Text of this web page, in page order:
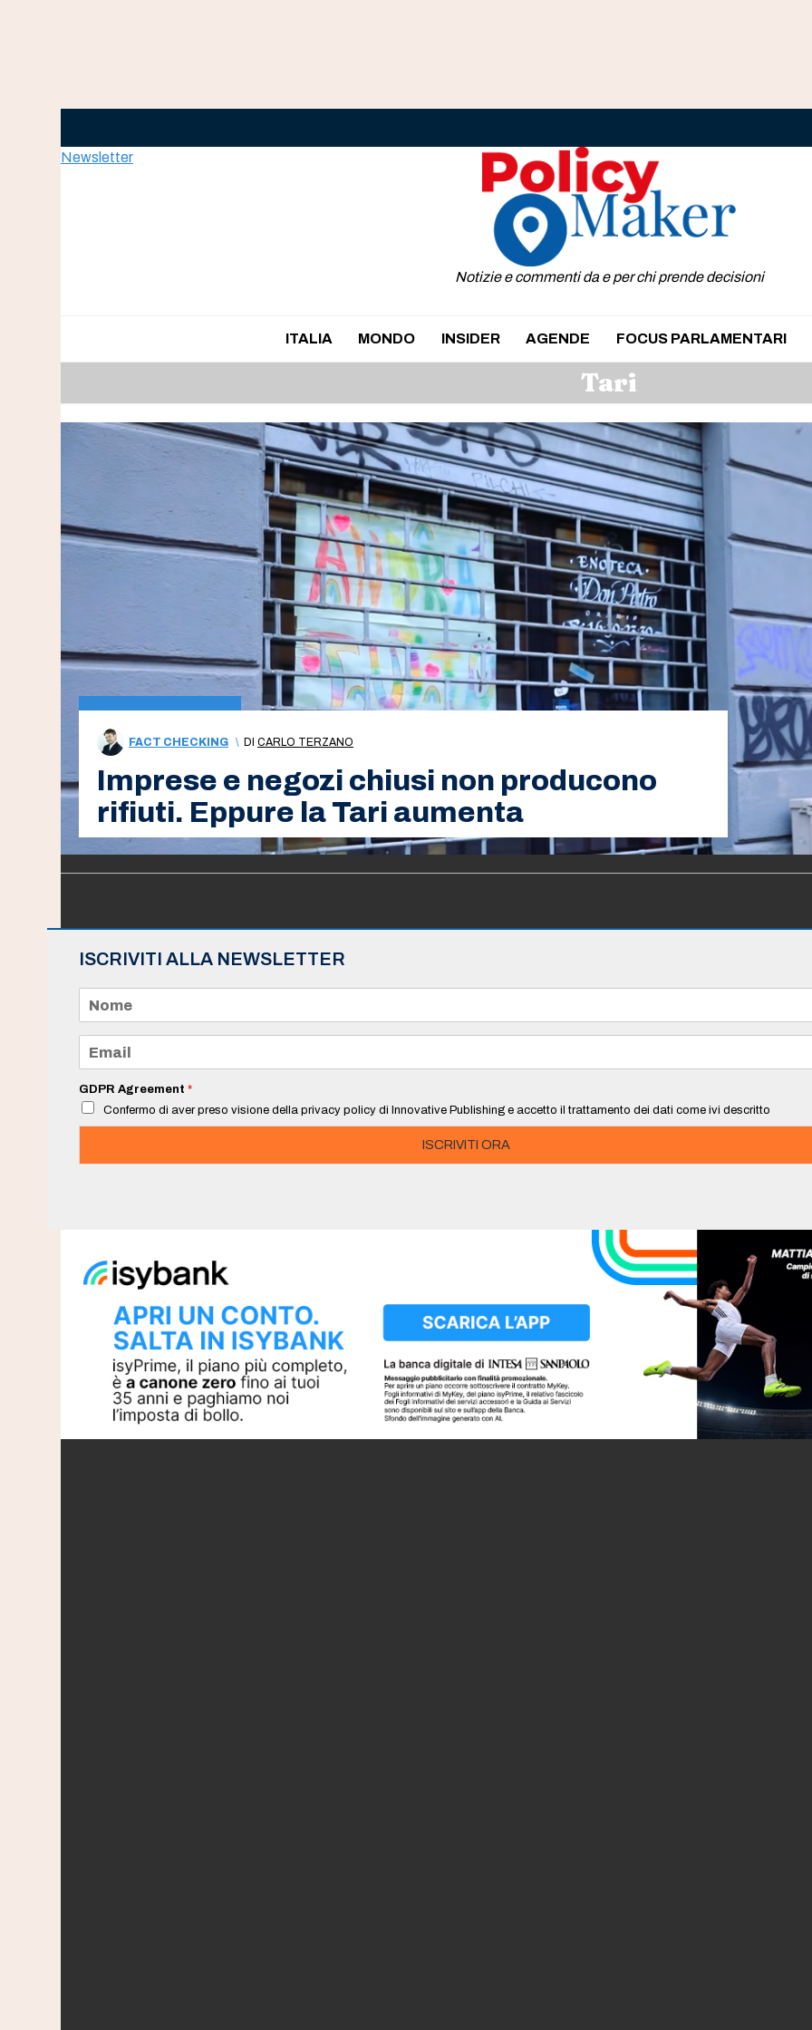
Newsletter
Notizie e commenti da e per chi prende decisioni
ITALIA MONDO INSIDER AGENDE FOCUS PARLAMENTARI
Tari
FACT CHECKING \ DI CARLO TERZANO
Imprese e negozi chiusi non producono
rifiuti. Eppure la Tari aumenta
ISCRIVITI ALLA NEWSLETTER
m
e
a
i
*
GDPR Agreement *
Confermo di aver preso visione della privacy policy di Innovative Publishing e accetto il trattamento dei dati come ivi descritto
ISCRIVITI ORA